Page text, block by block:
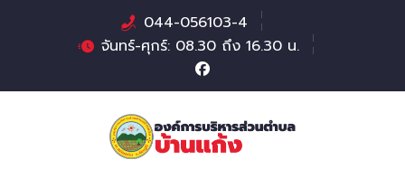
044-056103-4
จันทร์-ศุกร์: 08.30 ถึง 16.30 น.